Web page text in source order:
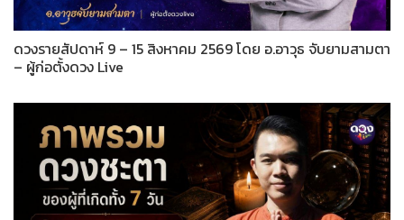
ดวงรายสัปดาห์ 9 – 15 สิงหาคม 2569 โดย อ.อาวุธ จับยามสามตา
– ผู้ก่อตั้งดวง Live